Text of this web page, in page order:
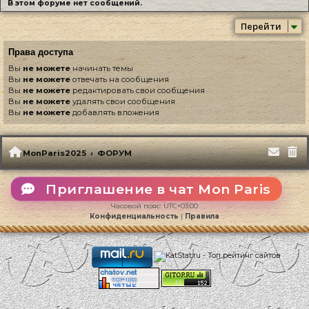
В этом форуме нет сообщений.
Перейти
Права доступа
Выне можете начинать темы
Вы не можетеотвечать на сообщения
Вы не можетередактировать свои сообщения
Вы не можете удалять свои сообщения
Вы не можетедобавлять вложения
MonParis2025 ФОРУМ
Приглашение в чат Mon Paris
Часовой пояс:UTC+03:00
Конфиденциальность|Правила